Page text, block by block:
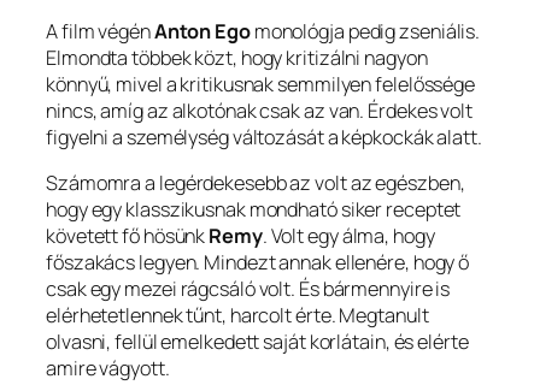
A film végénAnton Egomonológja pedig zseniális.
Elmondta többek közt, hogy kritizálni nagyon
könnyű, mivel a kritikusnak semmilyen felelőssége
nincs, amíg az alkotónak csak az van. Érdekes volt
figyelni a személység változását a képkockák alatt.
Számomra a legérdekesebb az volt az egészben,
hogy egy klasszikusnak mondható siker receptet
követett fő hösünkRemy. Volt egy álma, hogy
főszakács legyen. Mindezt annak ellenére, hogy ő
csak egy mezei rágcsáló volt. És bármennyire is
elérhetetlennek tűnt, harcolt érte. Megtanult
olvasni, fellül emelkedett saját korlátain, és elérte
amire vágyott.